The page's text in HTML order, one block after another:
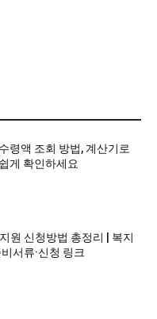
령액 조회 방법, 계산기로
게 확인하세요
원 신청방법 총정리 | 복지
서류·신청 링크